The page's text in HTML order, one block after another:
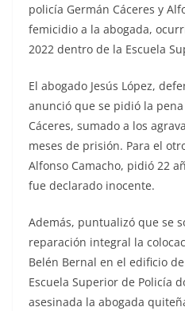
policía Germán Cáceres y
femicidio a la abogada,
2022 dentro de la Escuela
El abogado Jesús López,
anunció que se pidió la
Cáceres, sumado a los
meses de prisión. Para el
Alfonso Camacho, pidió 22
fue declarado inocente.
Además, puntualizó que se
reparación integral la
Belén Bernal en el edificio
Escuela Superior de Policía
asesinada la abogada